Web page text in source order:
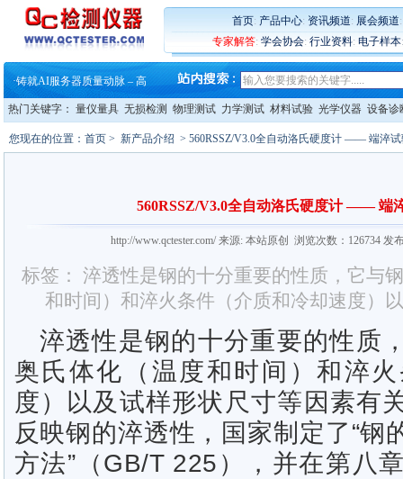
首页: 产品中心: 资讯频道: 展会频道
专家解答: 学会协会: 行业资料: 电子样本
大牌云集 买家升级 ——26
蔡司软件 | 高效变形分析能
铸就AI服务器质量动脉 – 高
·铸就AI服务器质量动脉 – 高
·ZEISS BOSELLO ADR 让内部缺
·蔡司和亿纬锂能达成战略合作
·大牌云集 买家升级 ——26
热门关键字： 量仪量具 无损检测 物理测试 力学测试 材料试验 光学仪器 设备诊
您现在的位置： 首页 > 新产品介绍 > 560RSSZ/V3.0全自动洛氏硬度计 —— 端淬
560RSSZ/V3.0全自动洛氏硬度计 —— 端
http://www.qctester.com/ 来源: 本站原创 浏览次数：126734 发
标签： 淬透性是钢的十分重要的性质，它与
和时间）和淬火条件（介质和冷却速度）
淬透性是钢的十分重要的性质
奥氏体化（温度和时间）和淬
度）以及试样形状尺寸等因素有
反映钢的淬透性，国家制定了“钢
方法”（GB/T 225），并在第八